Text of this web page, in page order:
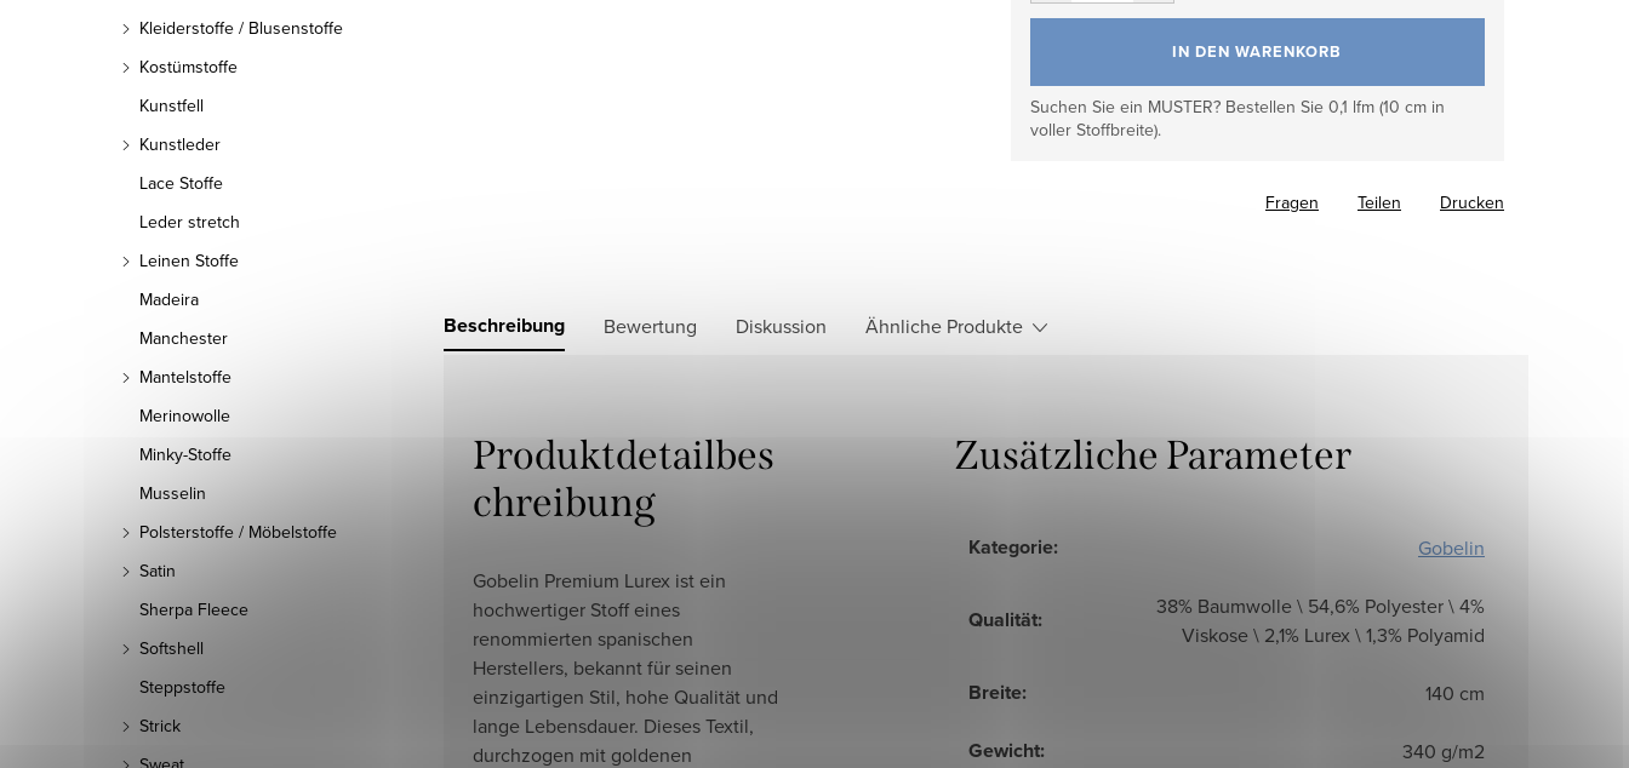
Kleiderstoffe / Blusenstoffe
Kostümstoffe
Kunstfell
Kunstleder
Lace Stoffe
Leder stretch
Leinen Stoffe
Madeira
Manchester
Mantelstoffe
Merinowolle
Minky-Stoffe
Musselin
Polsterstoffe / Möbelstoffe
Satin
Sherpa Fleece
Softshell
Steppstoffe
Strick
IN DEN WARENKORB
Suchen Sie ein MUSTER? Bestellen Sie 0,1 lfm (10 cm in
voller Stoffbreite).
Drucken
Fragen Teilen
Beschreibung Bewertung Diskussion Ähnliche Produkte
Produktdetailbes
chreibung
Gobelin Premium Lurex ist ein
hochwertiger Stoff eines
renommierten spanischen
Herstellers, bekannt für seinen
einzigartigen Stil, hohe Qualität und
lange Lebensdauer. Dieses Textil,
durchzogen mit goldenen
Zusätzliche Parameter
Kategorie: Gobelin
Qualität:
38% Baumwolle \ 54,6% Polyester \ 4%
Viskose \ 2,1% Lurex \ 1,3% Polyamid
Breite: 140 cm
Gewicht: 340 g/m2